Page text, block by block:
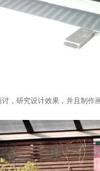
，研究设计效果，并且制作